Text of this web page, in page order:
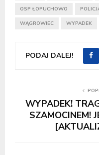
OSP ŁOPUCHOWO
WĄGROWIEC WYPADEK
PODAJ DALEJ!
WYPADEK!
SZAMOCINEM!